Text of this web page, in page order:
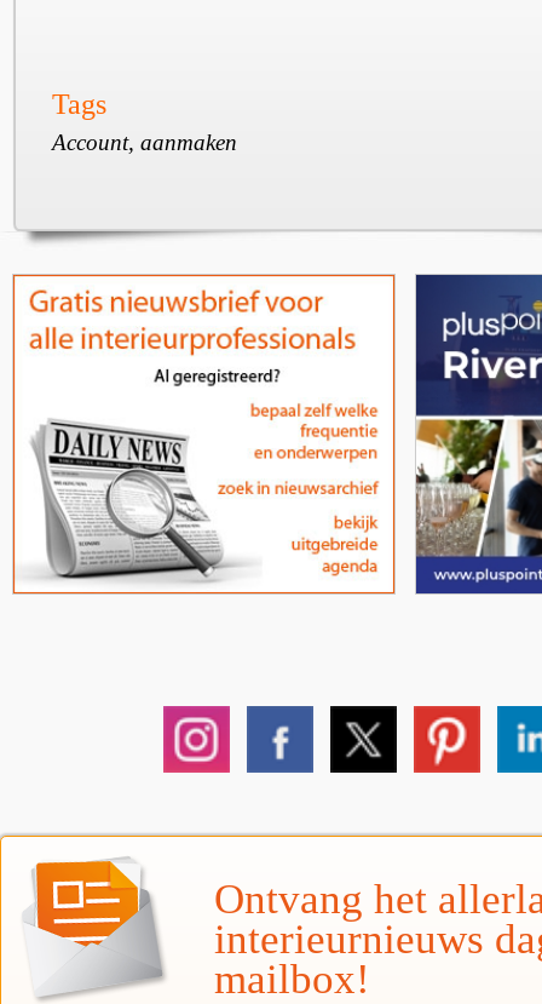
Tags
Account, aanmaken
Ontvang het
interieurnieuws
mailbox!